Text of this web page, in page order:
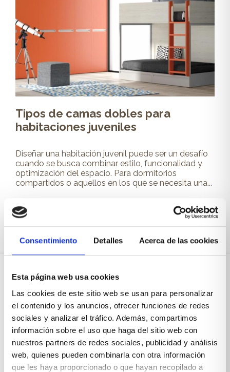
Consentimiento Detalles Acerca de las cookies
Esta página web usa cookies
Las cookies de este sitio web se usan para personalizar
el contenido y los anuncios, ofrecer funciones de redes
sociales y analizar el tráfico. Además, compartimos
información sobre el uso que haga del sitio web con
nuestros partners de redes sociales, publicidad y análisis
web, quienes pueden combinarla con otra información
que les haya proporcionado o que hayan recopilado a
Tipos de camas dobles para
habitaciones juveniles
Diseñar una habitación juvenil puede ser un desafío
cuando se busca combinar estilo, funcionalidad y
optimización del espacio. Para dormitorios
compartidos o aquellos en los que se necesita una...
Sobre Xíkara
Inicio
Blog
Reseñas Google